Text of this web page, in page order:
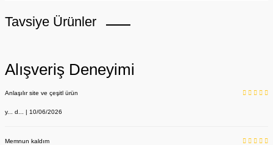
Tavsiye Ürünler
Alışveriş Deneyimi
Anlaşılır site ve çeşitl ürün
y... d... | 10/06/2026
Memnun kaldım